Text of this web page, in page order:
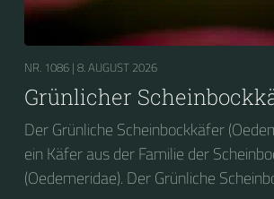
NR. 1086 | 8. AUGUST 2026
Grünlicher
Der Grünliche Scheinbockkäfer
ein Käfer aus der Familie der
(Oedemeridae). Der Grünliche